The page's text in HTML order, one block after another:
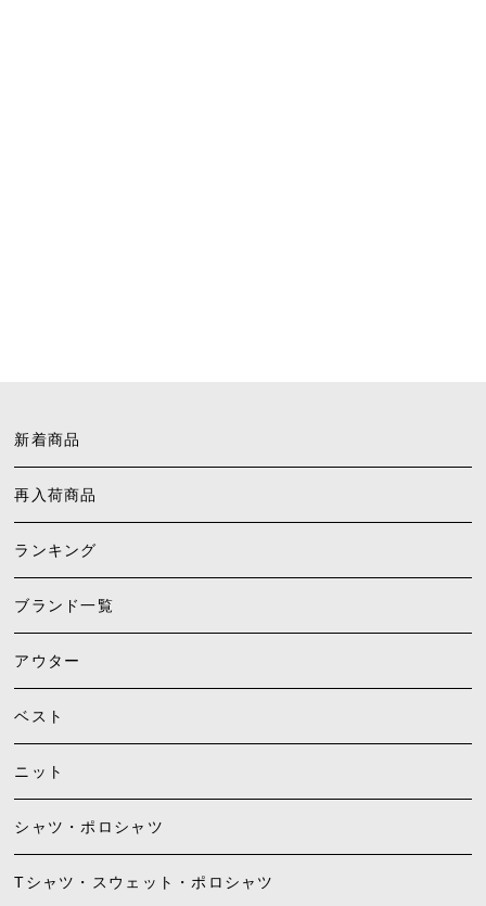
新着商品
再入荷商品
ランキング
ブランド一覧
アウター
ベスト
ニット
シャツ・ポロシャツ
Tシャツ・スウェット・ポロシャツ